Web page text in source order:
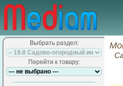
Выбрать раздел:
Перейти к товару: